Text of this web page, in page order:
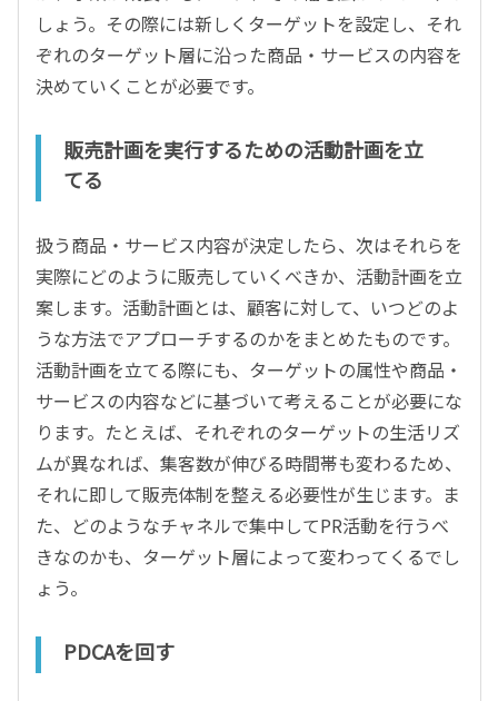
しょう。その際には新しくターゲットを設定し、それ
ぞれのターゲット層に沿った商品・サービスの内容を
決めていくことが必要です。
販売計画を実行するための活動計画を立
てる
扱う商品・サービス内容が決定したら、次はそれらを
実際にどのように販売していくべきか、活動計画を立
案します。活動計画とは、顧客に対して、いつどのよ
うな方法でアプローチするのかをまとめたものです。
活動計画を立てる際にも、ターゲットの属性や商品・
サービスの内容などに基づいて考えることが必要にな
ります。たとえば、それぞれのターゲットの生活リズ
ムが異なれば、集客数が伸びる時間帯も変わるため、
それに即して販売体制を整える必要性が生じます。ま
た、どのようなチャネルで集中してPR活動を行うべ
きなのかも、ターゲット層によって変わってくるでし
ょう。
PDCAを回す